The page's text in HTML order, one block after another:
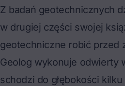
Z badań geotechnicznych
w drugiej części swojej
geotechniczne robić przed
Geolog wykonuje odwierty
schodzi do głębokości